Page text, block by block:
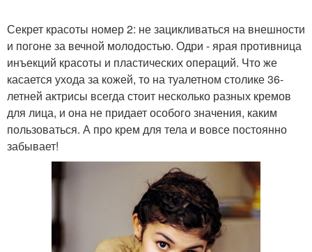
Секрет красоты номер 2: не зацикливаться на внешности
и погоне за вечной молодостью. Одри - ярая противница
инъекций красоты и пластических операций. Что же
касается ухода за кожей, то на туалетном столике 36-
летней актрисы всегда стоит несколько разных кремов
для лица, и она не придает особого значения, каким
пользоваться. А про крем для тела и вовсе постоянно
забывает!